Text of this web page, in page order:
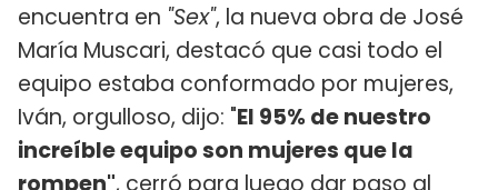
encuentra en "Sex", la nueva obra de José
María Muscari, destacó que casi todo el
equipo estaba conformado por mujeres,
Iván, orgulloso, dijo: "El 95% de nuestro
increíble equipo son mujeres que la
rompen", cerró para luego dar paso al